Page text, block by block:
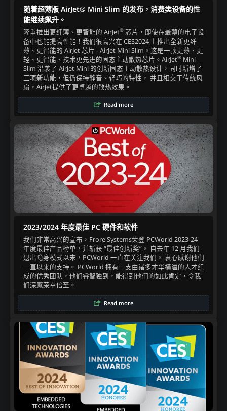
随着超薄版 AirJet® Mini Slim 的发布，消费类设备的性
能继续飙升。
隆重推出更纤薄、更智能的 AirJet®芯片，即使在最薄的电子设
备中也能提高性能！我们很高兴在 CES2024 上推出全新更纤
薄、更智能的 AirJet 芯片 - AirJet Mini Slim。这是一款更薄、更
轻、更智能、技术更先进的固态主动散热芯片。AirJet®Mini
Slim 沿袭了 AirJet Mini 的创新固态主动散热设计，同时新增了
三项新功能，但仍保持静音、轻巧的特性， 并且相交于传统风
扇，AirJet提供了更卓越的散热效果。​
Read more
2023/2024 年度最佳 PC 硬件和软件
我们非常高兴的宣布，Frore Systems荣登 PCWorld 2023-24
年度最佳产品榜单，并斩获 “最佳创新奖”。 自去年 12 月我们
退出隐身模式以来，PCWorld 一直在关注我们。 衷心感谢他们
一直以来的支持。 PCWorld 拥有一支由诸多才华横溢的人才组
成的优秀团队，他们睿智独到，能得到他们的如此肯定，令我
们深感荣幸倍至。
Read more